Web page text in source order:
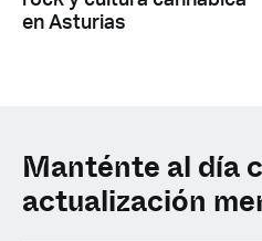
en Asturias
Manténte al día
actualización